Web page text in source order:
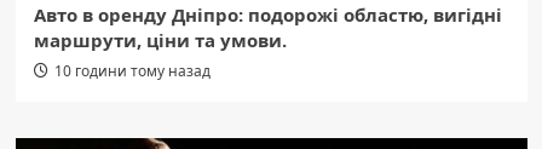
Авто в оренду Дніпро: подорожі областю, вигідні
маршрути, ціни та умови.
10 години тому назад